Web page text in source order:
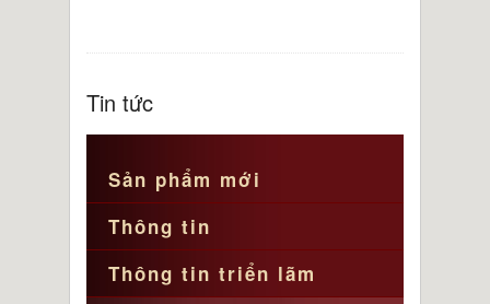
Tin tức
Sản phẩm mới
Thông tin
Thông tin triển lãm